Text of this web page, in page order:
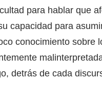
para hablar que
capacidad para
conocimiento sobre
detrás de cada